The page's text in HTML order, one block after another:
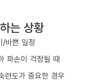
는 상황
/바쁜 일정
파손이 걱정될 때
련도가 중요한 경우